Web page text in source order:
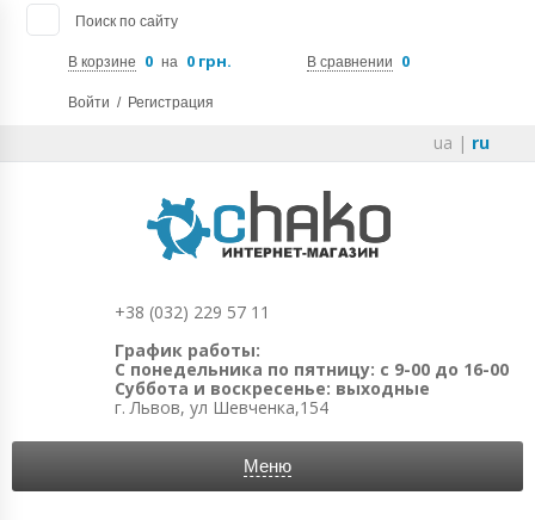
Поиск по сайту
В корзине 0 на 0 грн. В сравнении 0
Войти / Регистрация
ua | ru
+38 (032) 229 57 11
График работы:
С понедельника по пятницу: с 9-00 до 16-00
Суббота и воскресенье: выходные
г. Львов, ул Шевченка,154
Меню